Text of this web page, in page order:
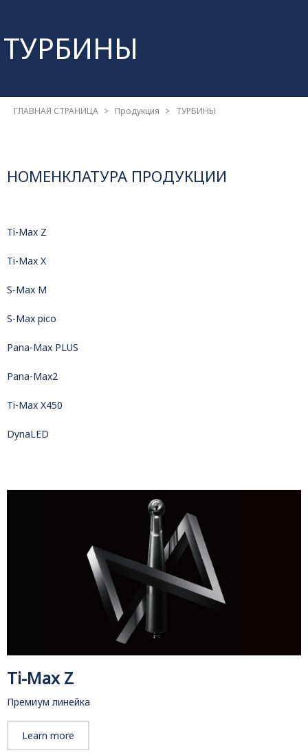
ТУРБИНЫ
ГЛАВНАЯ СТРАНИЦА Продукция ТУРБИНЫ
НОМЕНКЛАТУРА ПРОДУКЦИИ
Ti-Max Z
Ti-Max X
S-Max M
S-Max pico
Pana-Max PLUS
Pana-Max2
Ti-Max X450
DynaLED
Ti-Max Z
Премиум линейка
Learn more